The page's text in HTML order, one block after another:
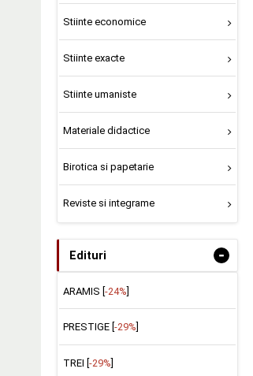
Stiinte economice
Stiinte exacte
Stiinte umaniste
Materiale didactice
Birotica si papetarie
Reviste si integrame
Edituri -
ARAMIS [-24%]
PRESTIGE [ -29%
TREI [ -29%